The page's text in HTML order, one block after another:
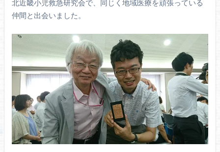
北近畿小児救急研究会で、同じく地域医療を頑張っている
仲間と出会いました。